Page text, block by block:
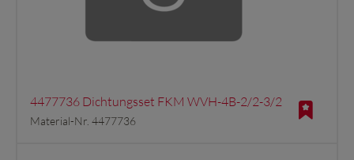
4477736 Dichtungsset FKM WVH-4B-2/2-3/2
Material-Nr. 4477736